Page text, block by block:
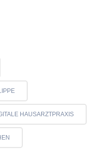
HAUSARZTPRAXIS